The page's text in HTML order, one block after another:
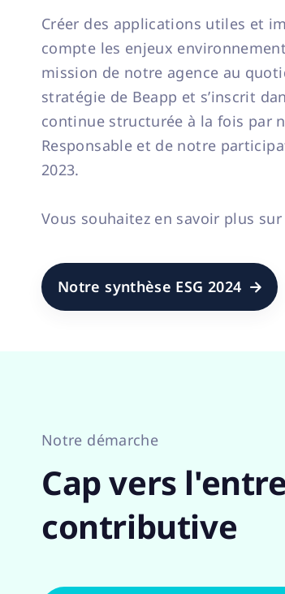
Créer des applications utiles et
compte les enjeux
mission de notre agence au
stratégie de Beapp et s’inscrit
continue structurée à la fois par
Responsable et de notre
2023.
Vous souhaitez en savoir plus
Notre synthèse ESG 2024 
Notre démarche
Cap vers
contributive